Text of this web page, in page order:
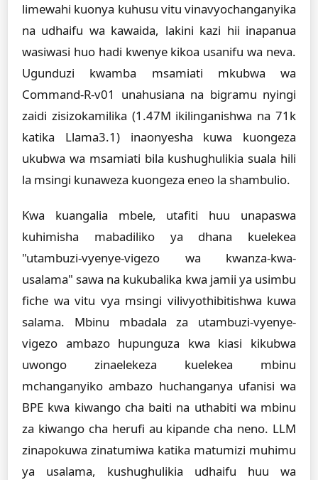
limewahi kuonya kuhusu vitu vinavyochanganyika
na udhaifu wa kawaida, lakini kazi hii inapanua
wasiwasi huo hadi kwenye kikoa usanifu wa neva.
Ugunduzi kwamba msamiati mkubwa wa
Command-R-v01 unahusiana na bigramu nyingi
zaidi zisizokamilika (1.47M ikilinganishwa na 71k
katika Llama3.1) inaonyesha kuwa kuongeza
ukubwa wa msamiati bila kushughulikia suala hili
la msingi kunaweza kuongeza eneo la shambulio.
Kwa kuangalia mbele, utafiti huu unapaswa
kuhimisha mabadiliko ya dhana kuelekea
"utambuzi-vyenye-vigezo wa kwanza-kwa-
usalama" sawa na kukubalika kwa jamii ya usimbu
fiche wa vitu vya msingi vilivyothibitishwa kuwa
salama. Mbinu mbadala za utambuzi-vyenye-
vigezo ambazo hupunguza kwa kiasi kikubwa
uwongo zinaelekeza kuelekea mbinu
mchanganyiko ambazo huchanganya ufanisi wa
BPE kwa kiwango cha baiti na uthabiti wa mbinu
za kiwango cha herufi au kipande cha neno. LLM
zinapokuwa zinatumiwa katika matumizi muhimu
ya usalama, kushughulikia udhaifu huu wa